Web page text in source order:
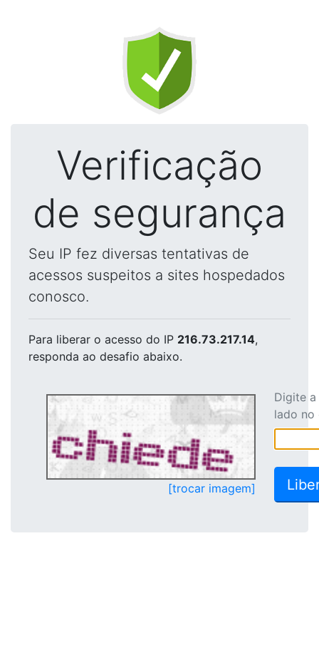
Verificação
de segurança
Seu IP fez diversas tentativas de
acessos suspeitos a sites hospedados
conosco.
Para liberar o acesso do IP 216.73.217.14,
responda ao desafio abaixo.
[trocar imagem]
Digite
lado no